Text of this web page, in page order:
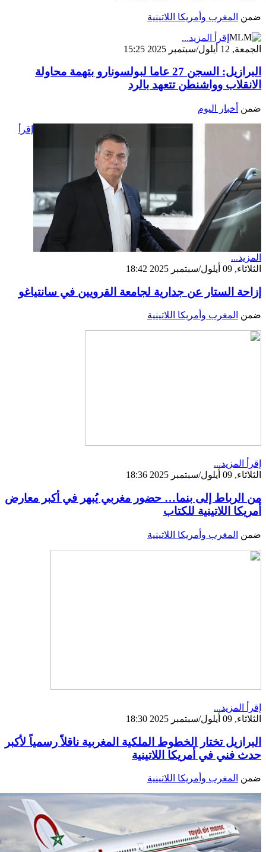
ضمن المغرب وأمريكا اللاتينية
إقرأ المزيد...
الجمعة, 12 أيلول/سبتمبر 2025 15:25
البرازيل: السجن 27 عاما لبولسونارو بتهمة محاولة
الانقلاب وواشنطن تتعهد بالرد
ضمن أخبار اليوم
إقرأ
المزيد...
الثلاثاء, 09 أيلول/سبتمبر 2025 18:42
إزاحة الستار عن جدارية لجامعة القرويين في سانتياغو
ضمن المغرب وأمريكا اللاتينية
إقرأ المزيد...
الثلاثاء, 09 أيلول/سبتمبر 2025 18:36
من الرباط إلى بنما… حضور مغربي يُبهر في أكبر معارض
أمريكا اللاتينية للكتاب
ضمن المغرب وأمريكا اللاتينية
إقرأ المزيد...
الثلاثاء, 09 أيلول/سبتمبر 2025 18:30
البرازيل تختار الخطوط الملكية المغربية ناقلاً رسمياً لأكبر
حدث فني في أمريكا اللاتينية
ضمن المغرب وأمريكا اللاتينية